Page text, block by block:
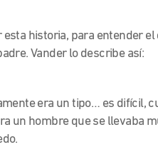
historia, para entender
Vander lo describe así:
era un tipo… es difícil,
un hombre que se llevaba